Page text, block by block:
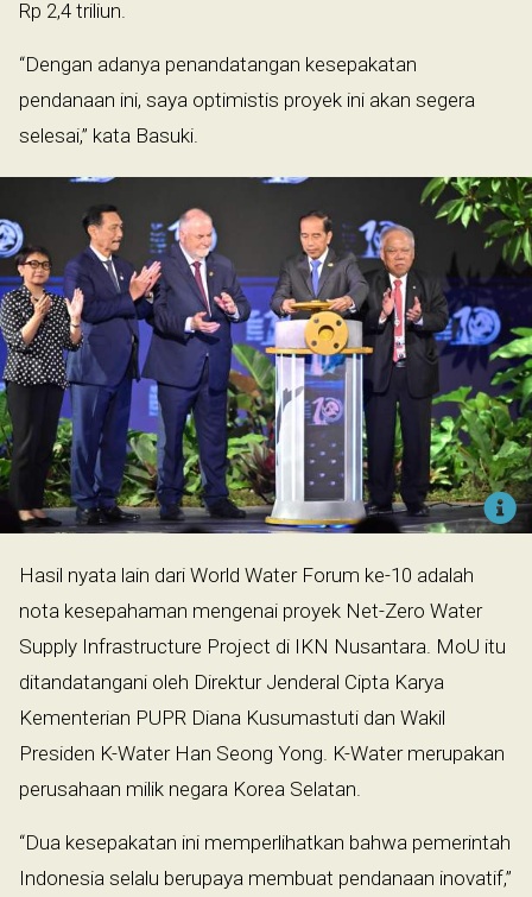
Rp 2,4 triliun.
“Dengan adanya penandatangan kesepakatan
pendanaan ini, saya optimistis proyek ini akan segera
selesai,” kata Basuki.
Hasil nyata lain dari World Water Forum ke-10 adalah
nota kesepahaman mengenai proyek Net-Zero Water
Supply Infrastructure Project di IKN Nusantara. MoU itu
ditandatangani oleh Direktur Jenderal Cipta Karya
Kementerian PUPR Diana Kusumastuti dan Wakil
Presiden K-Water Han Seong Yong. K-Water merupakan
perusahaan milik negara Korea Selatan.
“Dua kesepakatan ini memperlihatkan bahwa pemerintah
Indonesia selalu berupaya membuat pendanaan inovatif,”